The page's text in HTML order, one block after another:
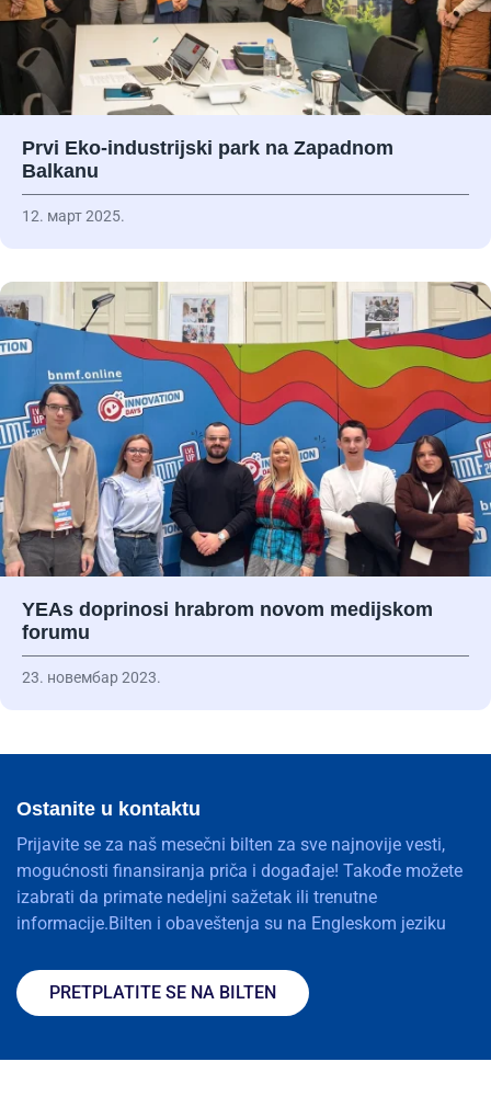
Prvi Eko-industrijski park na Zapadnom
Balkanu
12. март 2025.
YEAs doprinosi hrabrom novom medijskom
forumu
23. новембар 2023.
Ostanite u kontaktu
Prijavite se za naš mesečni bilten za sve najnovije vesti,
mogućnosti finansiranja priča i događaje! Takođe možete
izabrati da primate nedeljni sažetak ili trenutne
informacije.Bilten i obaveštenja su na Engleskom jeziku
PRETPLATITE SE NA BILTEN